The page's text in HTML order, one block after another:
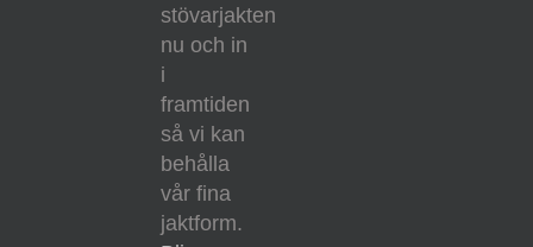
stövarjakten
nu och in
i
framtiden
så vi kan
behålla
vår fina
jaktform.